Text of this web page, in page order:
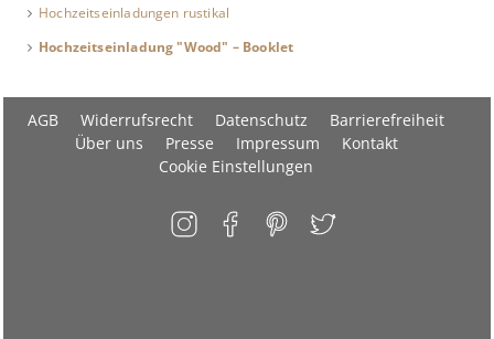
Hochzeitseinladungen rustikal
Hochzeitseinladung "Wood" – Booklet
AGB Widerrufsrecht Datenschutz
Barrierefreiheit
Über uns
Presse Impressum
Kontakt
Cookie Einstellungen